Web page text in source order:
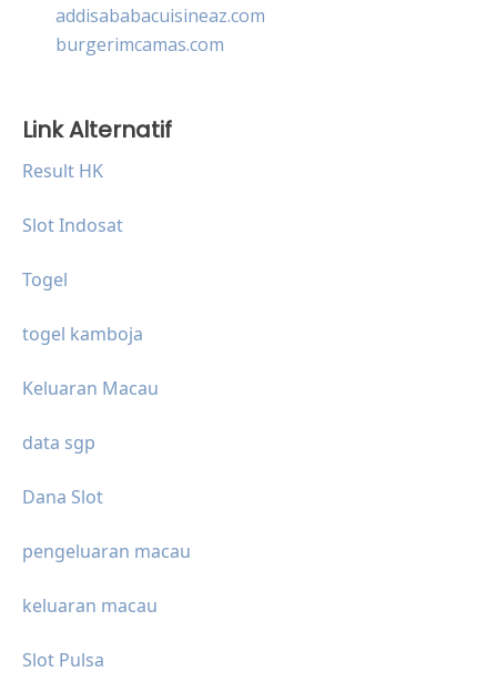
addisababacuisineaz.com
burgerimcamas.com
Link Alternatif
Result HK
Slot Indosat
Togel
togel kamboja
Keluaran Macau
data sgp
Dana Slot
pengeluaran macau
keluaran macau
Slot Pulsa